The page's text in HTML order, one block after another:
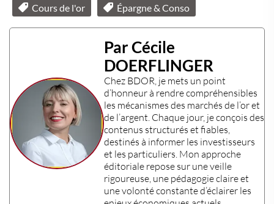
Cours de l'or Épargne & Conso
Par Cécile
DOERFLINGER
Chez BDOR, je mets un point
d’honneur à rendre compréhensibles
les mécanismes des marchés de l’or et
de l’argent. Chaque jour, je conçois des
contenus structurés et fiables,
destinés à informer les investisseurs
et les particuliers. Mon approche
éditoriale repose sur une veille
rigoureuse, une pédagogie claire et
une volonté constante d’éclairer les